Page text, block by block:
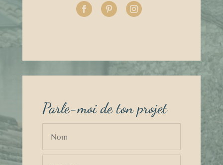
Parle-moi de ton projet